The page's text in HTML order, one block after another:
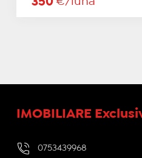
IMOBILIARE
0753439968